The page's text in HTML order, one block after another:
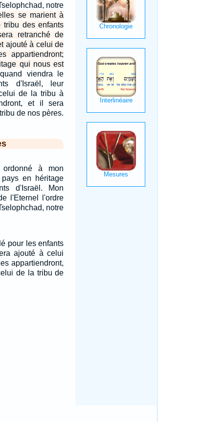
notre
se marient à
tribu des enfants
retranché de
ajouté à celui de
appartiendront;
qui nous est
viendra le
d'Israël, leur
de la tribu à
et il sera
de nos pères.
ordonné à mon
en héritage
d'Israël. Mon
l'Eternel l'ordre
notre
pour les enfants
ajouté à celui
appartiendront,
de la tribu de